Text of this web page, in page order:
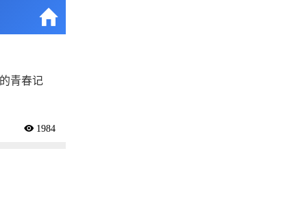

青春记
 1984